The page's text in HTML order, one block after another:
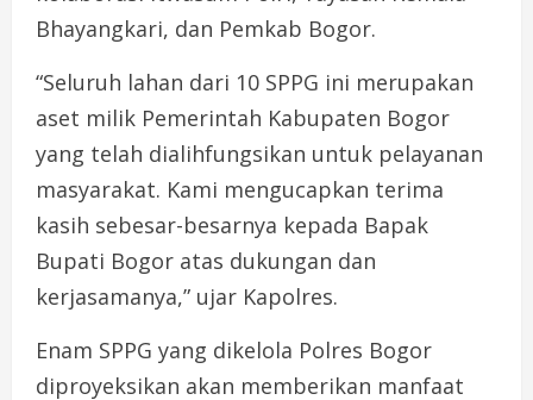
Bhayangkari, dan Pemkab Bogor.
“Seluruh lahan dari 10 SPPG ini merupakan
aset milik Pemerintah Kabupaten Bogor
yang telah dialihfungsikan untuk pelayanan
masyarakat. Kami mengucapkan terima
kasih sebesar-besarnya kepada Bapak
Bupati Bogor atas dukungan dan
kerjasamanya,” ujar Kapolres.
Enam SPPG yang dikelola Polres Bogor
diproyeksikan akan memberikan manfaat